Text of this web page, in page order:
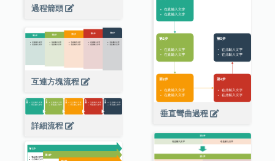
過程箭頭
垂直彎曲過程
互連方塊流程
詳細流程